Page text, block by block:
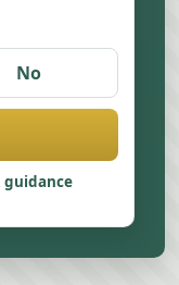
No
guidance